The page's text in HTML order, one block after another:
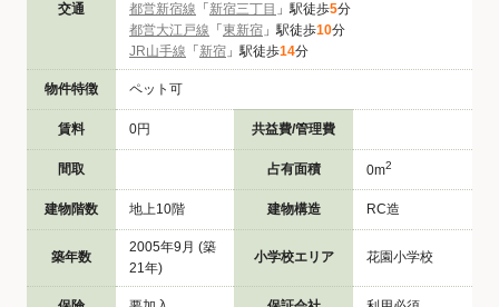
交通
都営新宿線 「 新宿三丁目 」駅徒歩5分
都営大江戸線 「 東新宿 」駅徒歩10分
JR山手線 「 新宿 」駅徒歩14分
物件特徴 ペット可
賃料 0円 共益費/管理費
間取 占有面積 0m2
建物階数 地上10階 建物構造 RC造
築年数
2005年9月 (築
21年)
小学校エリア 花園小学校